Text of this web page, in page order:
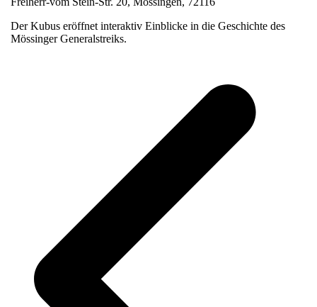
Der Kubus eröffnet interaktiv Einblicke in die Geschichte des
Mössinger Generalstreiks.